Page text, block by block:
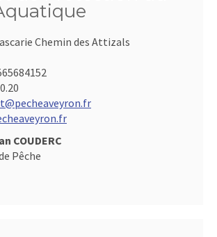
Chemin des Attizals
COUDERC
Pêche